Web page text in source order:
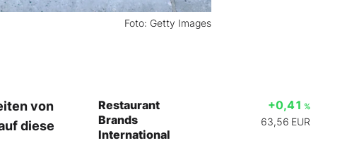
Foto: Getty Images
von
diese
Restaurant
Brands
International
+0,41 %
63,56 EUR